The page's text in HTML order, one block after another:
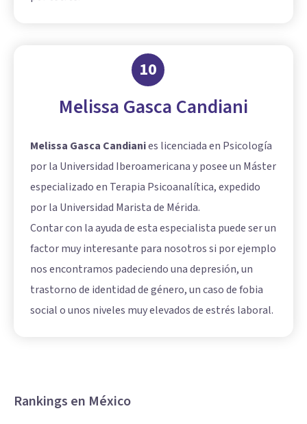
10
Melissa Gasca Candiani
Melissa Gasca Candianies licenciada en Psicología
por la Universidad Iberoamericana y posee un Máster
especializado en Terapia Psicoanalítica, expedido
por la Universidad Marista de Mérida.
Contar con la ayuda de esta especialista puede ser un
factor muy interesante para nosotros si por ejemplo
nos encontramos padeciendo una depresión, un
trastorno de identidad de género, un caso de fobia
social o unos niveles muy elevados de estrés laboral.
Rankings en México